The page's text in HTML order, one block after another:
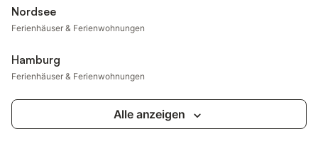
Nordsee
Ferienhäuser & Ferienwohnungen
Hamburg
Ferienhäuser & Ferienwohnungen
Alle anzeigen